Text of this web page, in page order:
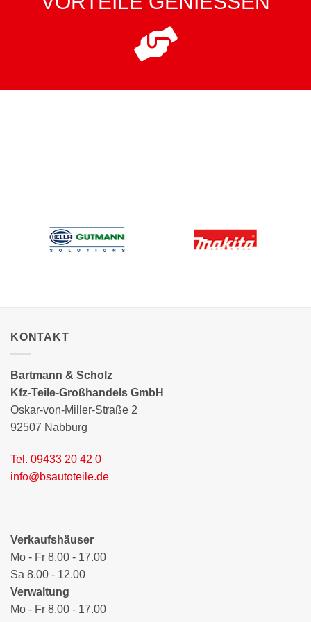
KONTAKT
Bartmann & Scholz
Kfz-Teile-Großhandels GmbH
Oskar-von-Miller-Straße 2
92507 Nabburg
Tel. 09433 20 42 0
info@bsautoteile.de
Verkaufshäuser
Mo - Fr 8.00 - 17.00
Sa 8.00 - 12.00
Verwaltung
Mo - Fr 8.00 - 17.00